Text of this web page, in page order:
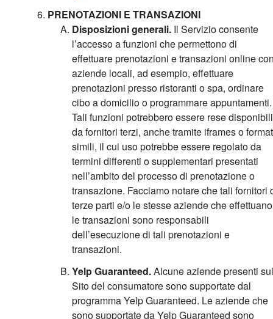
PRENOTAZIONI E TRANSAZIONI
Disposizioni generali. Il Servizio consente
l’accesso a funzioni che permettono di
effettuare prenotazioni e transazioni online
aziende locali, ad esempio, effettuare
prenotazioni presso ristoranti o spa, ordinare
cibo a domicilio o programmare appuntamenti.
Tali funzioni potrebbero essere rese disponibili
da fornitori terzi, anche tramite iframes o
simili, il cui uso potrebbe essere regolato da
termini differenti o supplementari presentati
nell’ambito del processo di prenotazione o
transazione. Facciamo notare che tali fornitori
terze parti e/o le stesse aziende che effettuano
le transazioni sono responsabili
dell’esecuzione di tali prenotazioni e
transazioni.
Yelp Guaranteed.Alcune aziende presenti sul
Sito del consumatore sono supportate dal
programma Yelp Guaranteed. Le aziende che
sono supportate da Yelp Guaranteed sono